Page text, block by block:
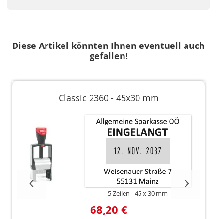
Diese Artikel könnten Ihnen eventuell auch
gefallen!
Classic 2360 - 45x30 mm
5 Zeilen 45 x 30 mm
68,20 €